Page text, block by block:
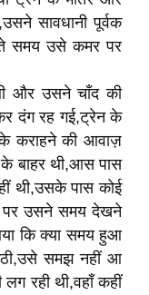
सावधानी पूर्वक
समय उसे कमर पर
और उसने चाँद की
दंग रह गई,ट्रेन के
कराहने की आवाज़
बाहर थी,आस पास
थी,उसके पास कोई
पर उसने समय देखने
कि क्या समय हुआ
समझ नहीं आ
रही थी,वहाँ कहीं